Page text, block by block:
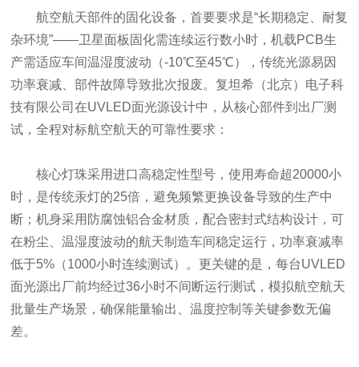
航空航天部件的固化设备，首要要求是“长期稳定、耐复
杂环境”——卫星面板固化需连续运行数小时，机载PCB生
产需适应车间温湿度波动（-10℃至45℃），传统光源易因
功率衰减、部件故障导致批次报废。复坦希（北京）电子科
技有限公司在UVLED面光源设计中，从核心部件到出厂测
试，全程对标航空航天的可靠性要求：
核心灯珠采用进口高稳定性型号，使用寿命超20000小
时，是传统汞灯的25倍，避免频繁更换设备导致的生产中
断；机身采用防腐蚀铝合金材质，配合密封式结构设计，可
在粉尘、温湿度波动的航天制造车间稳定运行，功率衰减率
低于5%（1000小时连续测试）。更关键的是，每台UVLED
面光源出厂前均经过36小时不间断运行测试，模拟航空航天
批量生产场景，确保能量输出、温度控制等关键参数无偏
差。